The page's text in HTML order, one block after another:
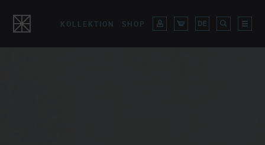
KOLLEKTION SHOP